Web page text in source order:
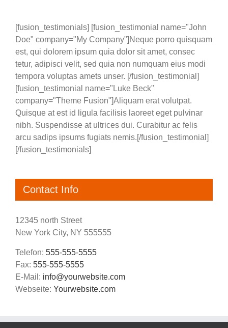
[fusion_testimonials] [fusion_testimonial name="John
Doe" company="My Company"]Neque porro quisquam
est, qui dolorem ipsum quia dolor sit amet, consec
tetur, adipisci velit, sed quia non numquam eius modi
tempora voluptas amets unser. [/fusion_testimonial]
[fusion_testimonial name="Luke Beck"
company="Theme Fusion"]Aliquam erat volutpat.
Quisque at est id ligula facilisis laoreet eget pulvinar
nibh. Suspendisse at ultrices dui. Curabitur ac felis
arcu sadips ipsums fugiats nemis.[/fusion_testimonial]
[/fusion_testimonials]
Contact Info
12345 north Street
New York City, NY 555555
Telefon: 555-555-5555
Fax: 555-555-5555
E-Mail: info@yourwebsite.com
Webseite: Yourwebsite.com